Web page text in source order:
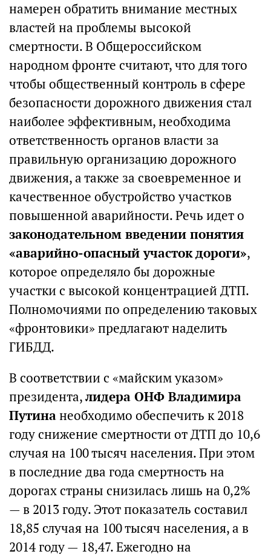
намерен обратить внимание местных
властей на проблемы высокой
смертности. В Общероссийском
народном фронте считают, что для того
чтобы общественный контроль в сфере
безопасности дорожного движения стал
наиболее эффективным, необходима
ответственность органов власти за
правильную организацию дорожного
движения, а также за своевременное и
качественное обустройство участков
повышенной аварийности. Речь идет о
законодательном введении понятия
«аварийно-опасный участок дороги»,
которое определяло бы дорожные
участки с высокой концентрацией ДТП.
Полномочиями по определению таковых
«фронтовики» предлагают наделить
ГИБДД.
В соответствии с «майским указом»
президента,лидера ОНФ Владимира
Путинанеобходимо обеспечить к 2018
году снижение смертности от ДТП до 10,6
случая на 100 тысяч населения. При этом
в последние два года смертность на
дорогах страны снизилась лишь на 0,2%
— в 2013 году. Этот показатель составил
18,85 случая на 100 тысяч населения, а в
2014 году — 18,47. Ежегодно на